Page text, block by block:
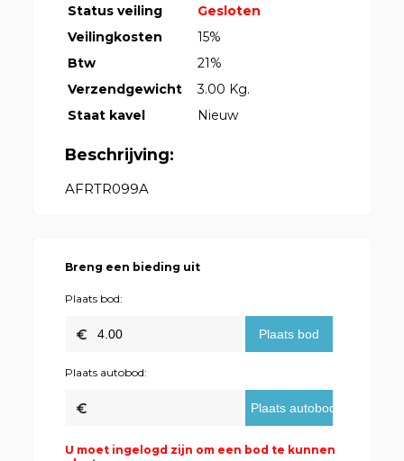
Status veiling
Gesloten
Veilingkosten
15%
Btw
21%
Verzendgewicht
3.00 Kg.
Staat kavel
Nieuw
Beschrijving:
AFRTR099A
Breng een bieding uit
Plaats bod:
Plaats autobod:
U moet ingelogd zijn om een bod te kunnen